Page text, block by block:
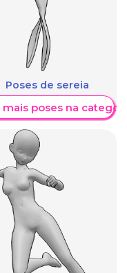
Poses de sereia
mais poses na